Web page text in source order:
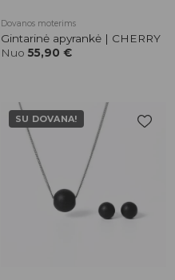
Dovanos moterims
Gintarinė apyrankė | CHERRY
Nuo 55,90 €
SU DOVANA!